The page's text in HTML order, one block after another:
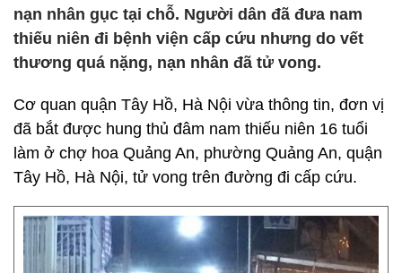
nạn nhân gục tại chỗ. Người dân đã đưa nam
thiếu niên đi bệnh viện cấp cứu nhưng do vết
thương quá nặng, nạn nhân đã tử vong.
Cơ quan quận Tây Hồ, Hà Nội vừa thông tin, đơn vị
đã bắt được hung thủ đâm nam thiếu niên 16 tuổi
làm ở chợ hoa Quảng An, phường Quảng An, quận
Tây Hồ, Hà Nội, tử vong trên đường đi cấp cứu.